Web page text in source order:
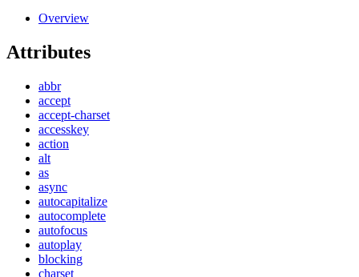
Overview
Attributes
abbr
accept
accept-charset
accesskey
action
alt
as
async
autocapitalize
autocomplete
autofocus
autoplay
blocking
charset